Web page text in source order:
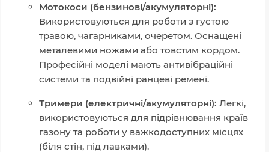
Мотокоси (бензинові/акумуляторні):
Використовуються для роботи з густою
травою, чагарниками, очеретом. Оснащені
металевими ножами або товстим кордом.
Професійні моделі мають антивібраційні
системи та подвійні ранцеві ремені.
Тримери (електричні/акумуляторні): Легкі,
використовуються для підрівнювання країв
газону та роботи у важкодоступних місцях
(біля стін, під лавками).